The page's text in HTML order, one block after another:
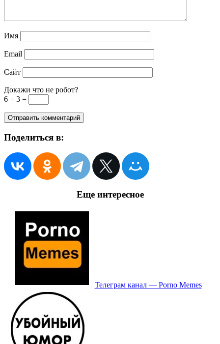
Имя
Email
Сайт
Докажи что не робот?
6 + 3 =
Поделиться в:
Еще интересное
Телеграм канал — Porno Memes